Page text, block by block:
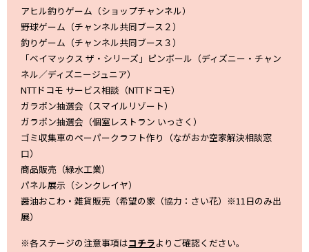
アヒル釣りゲーム（ショップチャンネル）
野球ゲーム（チャンネル共同ブース２）
釣りゲーム（チャンネル共同ブース３）
「ベイマックス ザ・シリーズ」ピンボール（ディズニー・チャン
ネル／ディズニージュニア）
NTTドコモ サービス相談（NTTドコモ）
ガラポン抽選会（スマイルリゾート）
ガラポン抽選会（個室レストラン いっさく）
ゴミ収集車のペーパークラフト作り（ながおか空家解決相談窓
口）
商品販売（緑水工業）
パネル展示（シンクレイヤ）
醤油おこわ・雑貨販売（希望の家（協力：さい花）※11日のみ出
展）
※各ステージの注意事項はコチラよりご確認ください。